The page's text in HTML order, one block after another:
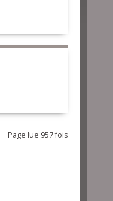
Page lue 957 fois